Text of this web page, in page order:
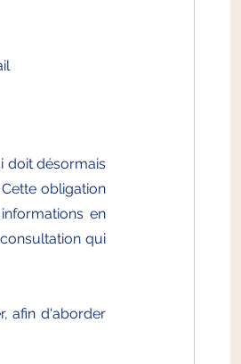
doit désormais
obligation
en
qui
afin d'aborder